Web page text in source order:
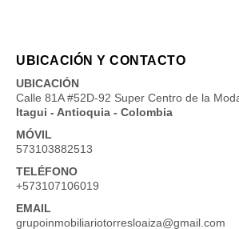
UBICACIÓN Y CONTACTO
UBICACIÓN
Calle 81A #52D-92 Super Centro de la
Itagui - Antioquia - Colombia
MÓVIL
573103882513
TELÉFONO
+573107106019
EMAIL
grupoinmobiliariotorresloaiza@gmail.com